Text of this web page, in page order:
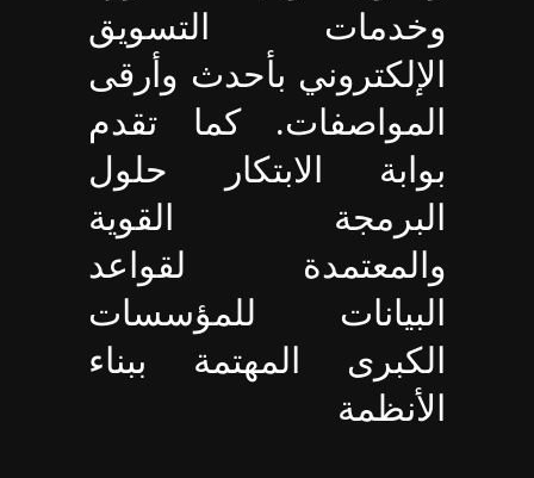
وخدمات التسويق
الإلكتروني بأحدث وأرقى
المواصفات. كما تقدم
بوابة الابتكار حلول
البرمجة القوية
والمعتمدة لقواعد
البيانات للمؤسسات
الكبرى المهتمة ببناء
الأنظمة